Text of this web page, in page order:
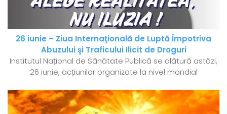
26 iunie – Ziua Internaţională de Luptă Împotriva
Abuzului şi Traficului Ilicit de Droguri
Institutul Național de Sănătate Publică se alătură astăzi,
26 iunie, acțiunilor organizate la nivel mondial